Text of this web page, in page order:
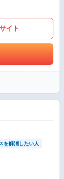
イト
を解消したい人